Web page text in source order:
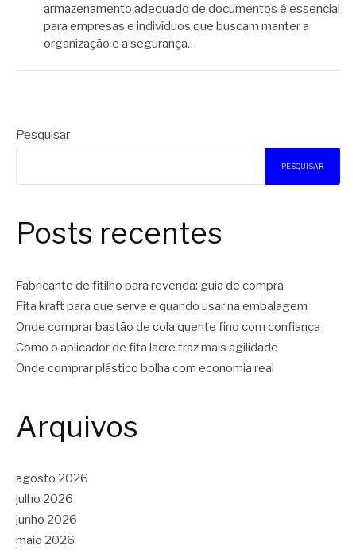
armazenamento adequado de documentos é essencial
para empresas e indivíduos que buscam manter a
organização e a segurança…
Pesquisar
PESQUISAR
Posts recentes
Fabricante de fitilho para revenda: guia de compra
Fita kraft para que serve e quando usar na embalagem
Onde comprar bastão de cola quente fino com confiança
Como o aplicador de fita lacre traz mais agilidade
Onde comprar plástico bolha com economia real
Arquivos
agosto 2026
julho 2026
junho 2026
maio 2026